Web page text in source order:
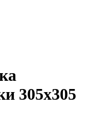
305x305